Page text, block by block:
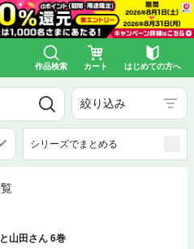
作品検索 カート はじめての方へ
絞り込み
シリーズでまとめる
山田さん 6巻